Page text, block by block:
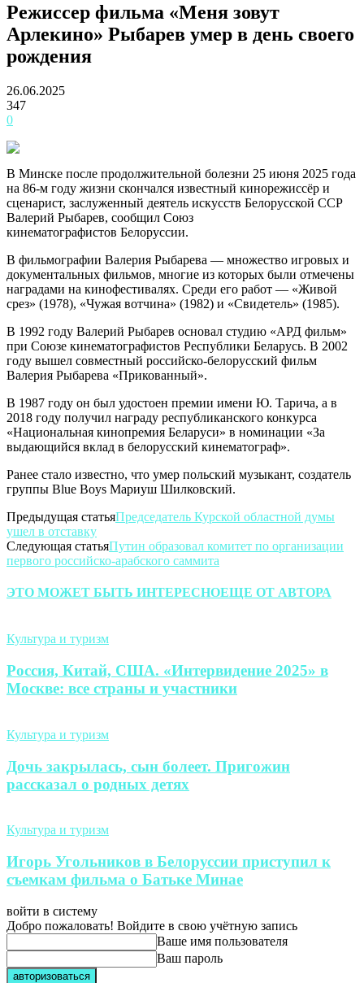
Режиссер фильма «Меня зовут
Арлекино» Рыбарев умер в день своего
рождения
26.06.2025
347
0
В Минске после продолжительной болезни 25 июня 2025 года
на 86-м году жизни скончался известный кинорежиссёр и
сценарист, заслуженный деятель искусств Белорусской ССР
Валерий Рыбарев, сообщил Союз
кинематографистов Белоруссии.
В фильмографии Валерия Рыбарева — множество игровых и
документальных фильмов, многие из которых были отмечены
наградами на кинофестивалях. Среди его работ — «Живой
срез» (1978), «Чужая вотчина» (1982) и «Свидетель» (1985).
В 1992 году Валерий Рыбарев основал студию «АРД фильм»
при Союзе кинематографистов Республики Беларусь. В 2002
году вышел совместный российско-белорусский фильм
Валерия Рыбарева «Прикованный».
В 1987 году он был удостоен премии имени Ю. Тарича, а в
2018 году получил награду республиканского конкурса
«Национальная кинопремия Беларуси» в номинации «За
выдающийся вклад в белорусский кинематограф».
Ранее стало известно, что умер польский музыкант, создатель
группы Blue Boys Мариуш Шилковский.
Предыдущая статьяПредседатель Курской областной думы
ушел в отставку
Следующая статьяПутин образовал комитет по организации
первого российско-арабского саммита
ЭТО МОЖЕТ БЫТЬ ИНТЕРЕСНОЕЩЕ ОТ АВТОРА
Культура и туризм
Россия, Китай, США. «Интервидение 2025» в
Москве: все страны и участники
Культура и туризм
Дочь закрылась, сын болеет. Пригожин
рассказал о родных детях
Культура и туризм
Игорь Угольников в Белоруссии приступил к
съемкам фильма о Батьке Минае
войти в систему
Добро пожаловать! Войдите в свою учётную запись
Ваше имя пользователя
Ваш пароль